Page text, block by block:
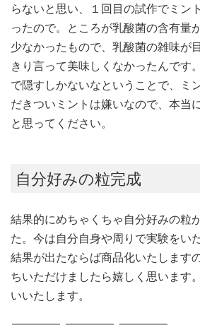
らないと思い、１回目の試作でミン
ったので。ところが乳酸菌の含有量
少なかったもので、乳酸菌の雑味が
きり言って美味しくなかったんです
で隠すしかないなということで、ミ
だきついミントは嫌いなので、本当
と思ってください。
自分好みの粒完成
結果的にめちゃくちゃ自分好みの粒
た。今は自分自身や周りで実験をい
結果が出たならば商品化いたします
ちいただけましたら嬉しく思います
いいたします。